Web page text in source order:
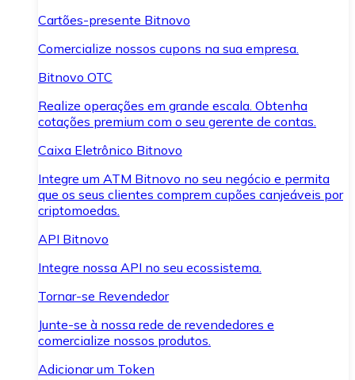
Cartões-presente Bitnovo
Comercialize nossos cupons na sua empresa.
Bitnovo OTC
Realize operações em grande escala. Obtenha
cotações premium com o seu gerente de contas.
Caixa Eletrônico Bitnovo
Integre um ATM Bitnovo no seu negócio e permita
que os seus clientes comprem cupões canjeáveis por
criptomoedas.
API Bitnovo
Integre nossa API no seu ecossistema.
Tornar-se Revendedor
Junte-se à nossa rede de revendedores e
comercialize nossos produtos.
Adicionar um Token